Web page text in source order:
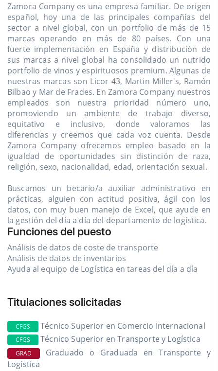
Zamora Company es una empresa familiar. De origen
español, hoy una de las principales compañías del
sector a nivel global, con un portfolio de más de 15
marcas operando en más de 80 países. Con una
fuerte implementación en España y distribución de
sus marcas a nivel global ha consolidado un nutrido
portfolio de vinos y espirituosos premium. Algunas de
nuestras marcas son Licor 43, Martin Miller's, Ramón
Bilbao y Mar de Frades. En Zamora Company nuestros
empleados son nuestra prioridad número uno,
promoviendo un ambiente de trabajo diverso,
equitativo e inclusivo, donde valoramos las
diferencias y creemos que cada voz cuenta. Desde
Zamora Company ofrecemos empleo basado en la
igualdad de oportunidades sin distinción de raza,
religión, sexo, nacionalidad, edad, orientación sexual.
Buscamos un becario/a auxiliar administrativo en
prácticas, alguien con actitud positiva, ágil con los
datos, con muy buen manejo de Excel, que ayude en
la gestión del día a día del departamento de logística.
Funciones del puesto
Análisis de datos de coste de transporte
Análisis de datos de inventarios
Ayuda al equipo de Logística en tareas del día a día
Titulaciones solicitadas
CFGS Técnico Superior en Comercio Internacional
CFGS Técnico Superior en Transporte y Logística
GRAD
Graduado o Graduada en Transporte y
Logística